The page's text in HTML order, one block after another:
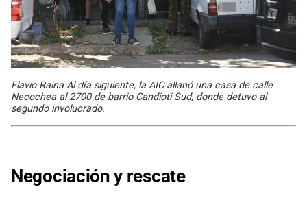
Flavio Raina Al día siguiente, la AIC allanó una casa de calle
Necochea al 2700 de barrio Candioti Sud, donde detuvo al
segundo involucrado.
Negociación y rescate